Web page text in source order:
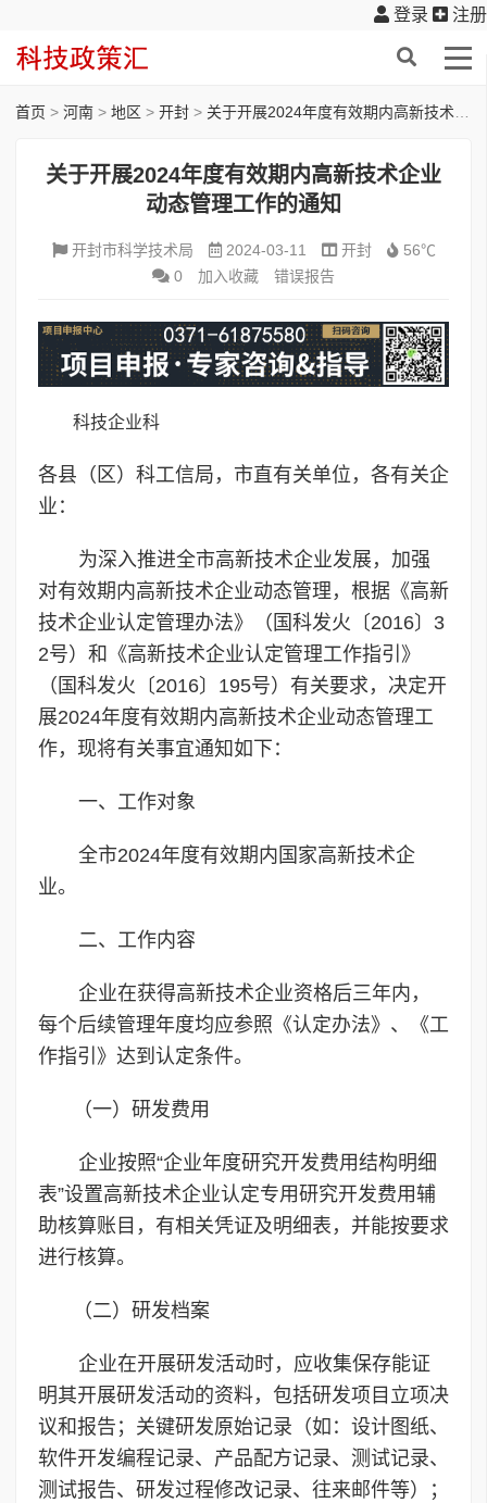
登录 注册
首页 > 河南 > 地区 > 开封 > 关于开展2024年度有效期内高新技术企业动态管理工作的通知
关于开展2024年度有效期内高新技术企业
动态管理工作的通知
开封市科学技术局 2024-03-11 开封
56℃
0
加入收藏 错误报告
科技企业科
各县（区）科工信局，市直有关单位，各有关企
业：
为深入推进全市高新技术企业发展，加强
对有效期内高新技术企业动态管理，根据《高新
技术企业认定管理办法》（国科发火〔2016〕3
2号）和《高新技术企业认定管理工作指引》
（国科发火〔2016〕195号）有关要求，决定开
展2024年度有效期内高新技术企业动态管理工
作，现将有关事宜通知如下：
一、工作对象
全市2024年度有效期内国家高新技术企
业。
二、工作内容
企业在获得高新技术企业资格后三年内，
每个后续管理年度均应参照《认定办法》、《工
作指引》达到认定条件。
（一）研发费用
企业按照“企业年度研究开发费用结构明细
表”设置高新技术企业认定专用研究开发费用辅
助核算账目，有相关凭证及明细表，并能按要求
进行核算。
（二）研发档案
企业在开展研发活动时，应收集保存能证
明其开展研发活动的资料，包括研发项目立项决
议和报告；关键研发原始记录（如：设计图纸、
软件开发编程记录、产品配方记录、测试记录、
测试报告、研发过程修改记录、往来邮件等）；